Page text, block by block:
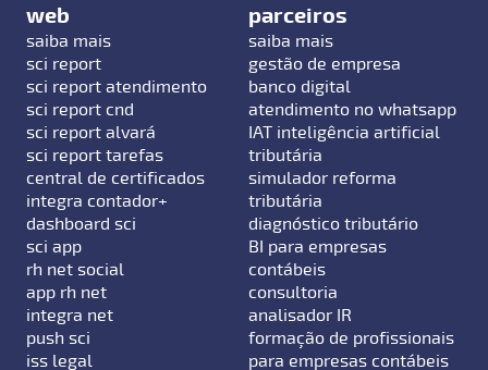
web
saiba mais
sci report
sci report atendimento
sci report cnd
sci report alvará
sci report tarefas
central de certificados
integra contador+
dashboard sci
sci app
rh net social
app rh net
integra net
push sci
iss legal
parceiros
saiba mais
gestão de empresa
banco digital
atendimento no whatsapp
IAT inteligência artificial
tributária
simulador reforma
tributária
diagnóstico tributário
BI para empresas
contábeis
consultoria
analisador IR
formação de profissionais
para empresas contábeis